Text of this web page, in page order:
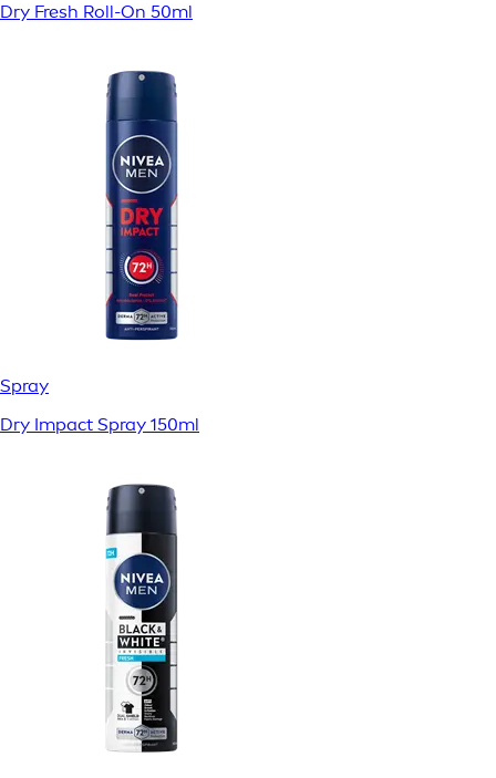
Dry Fresh Roll-On 50ml
Spray
Dry Impact Spray 150ml